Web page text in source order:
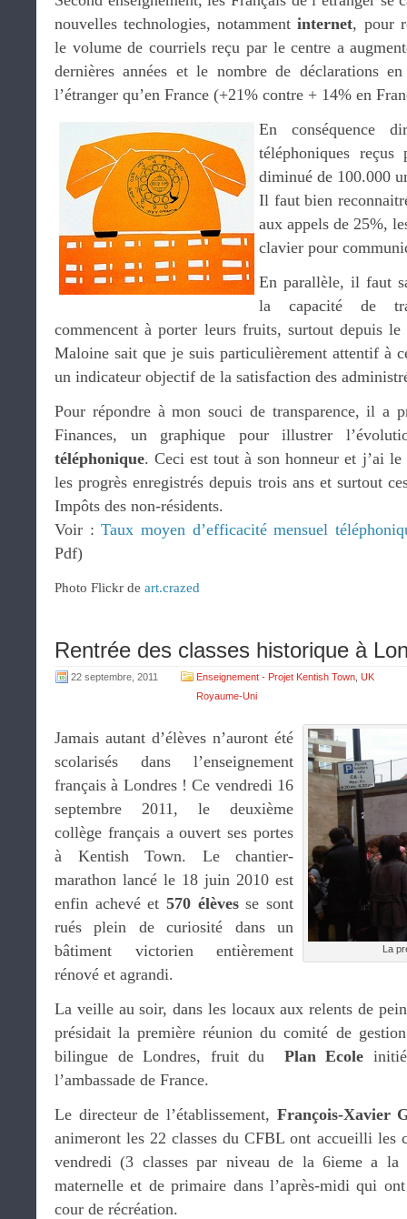
nouvelles technologies, notammentinternet, pour
le volume de courriels reçu par le centre a
dernières années et le nombre de déclarations
l’étranger qu’en France (+21% contre + 14% en
En conséquence
téléphoniques
diminué de 100.000
Il faut bien
aux appels de 25%,
clavier pour
En parallèle, il faut
la capacité de
commencent à porter leurs fruits, surtout depuis le
Maloine sait que je suis particulièrement attentif à
un indicateur objectif de la satisfaction des
Pour répondre à mon souci de transparence, il a
Finances, un graphique pour illustrer
téléphonique. Ceci est tout à son honneur et j’ai
les progrès enregistrés depuis trois ans et surtout
Impôts des non-résidents.
Voir :Taux moyen d’efficacité mensuel
Pdf)
Photo Flickr de art.crazed
Rentrée des classes historique à
22 septembre, 2011 Enseignement - Projet Kentish Town UK
Royaume-Uni
La
Jamais autant d’élèves n’auront été
scolarisés dans l’enseignement
français à Londres ! Ce vendredi 16
septembre 2011, le deuxième
collège français a ouvert ses portes
à Kentish Town. Le chantier-
marathon lancé le 18 juin 2010 est
enfin achevé et 570 élèvesse sont
rués plein de curiosité dans un
bâtiment victorien entièrement
rénové et agrandi.
La veille au soir, dans les locaux aux relents de
présidait la première réunion du comité de
bilingue de Londres, fruit du Plan Ecole
l’ambassade de France.
Le directeur de l’établissement, François-Xavier
animeront les 22 classes du CFBL ont accueilli les
vendredi (3 classes par niveau de la 6ieme a la
maternelle et de primaire dans l’après-midi qui
cour de récréation.